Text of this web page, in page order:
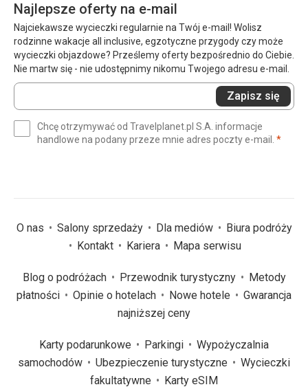
Najlepsze oferty na e-mail
Najciekawsze wycieczki regularnie na Twój e-mail! Wolisz
rodzinne wakacje all inclusive, egzotyczne przygody czy może
wycieczki objazdowe? Prześlemy oferty bezpośrednio do Ciebie.
Nie martw się - nie udostępnimy nikomu Twojego adresu e-mail.
Wprowadź
swój
(wymagane)
Zapisz się
Chcę otrzymywać od Travelplanet.pl S.A. informacje
handlowe na podany przeze mnie adres poczty e-mail. *
O nas Salony sprzedaży Dla mediów
Biura podróży
Kontakt
Kariera Mapa serwisu
Blog o podróżach Przewodnik turystyczny
Metody
płatności
Opinie o hotelach Nowe hotele
Gwarancja
najniższej ceny
Karty podarunkowe Parkingi
Wypożyczalnia
samochodów
Ubezpieczenie turystyczne
Wycieczki
fakultatywne
Karty eSIM